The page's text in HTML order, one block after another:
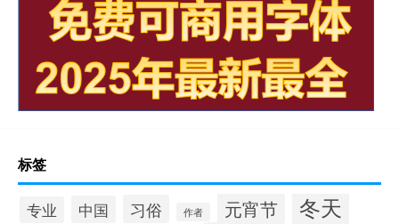
标签
专业 中国 习俗 作者 元宵节 冬天